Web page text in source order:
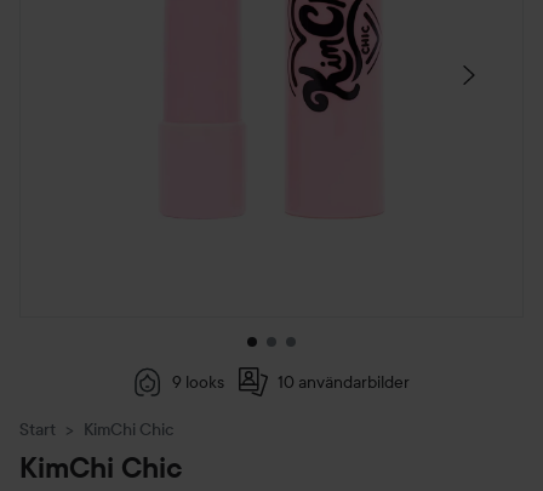
9 looks 10 användarbilder
Start KimChi Chic
KimChi Chic